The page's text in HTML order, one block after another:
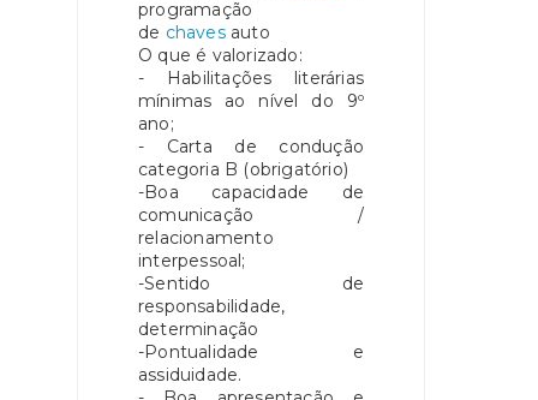
programação
de chavesauto
O que é valorizado:
- Habilitações literárias
mínimas ao nível do 9º
ano;
- Carta de condução
categoria B (obrigatório)
-Boa capacidade de
comunicação /
relacionamento
interpessoal;
-Sentido de
responsabilidade,
determinação
-Pontualidade e
assiduidade.